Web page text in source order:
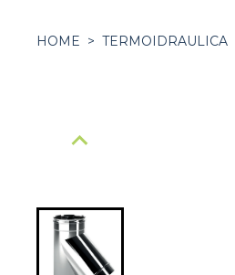
HOME > TERMOIDRAULICA